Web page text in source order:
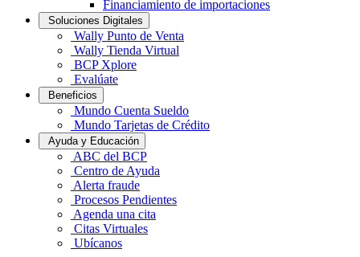
Financiamiento de importaciones
Soluciones Digitales
Wally Punto de Venta
Wally Tienda Virtual
BCP Xplore
Evalúate
Beneficios
Mundo Cuenta Sueldo
Mundo Tarjetas de Crédito
Ayuda y Educación
ABC del BCP
Centro de Ayuda
Alerta fraude
Procesos Pendientes
Agenda una cita
Citas Virtuales
Ubícanos